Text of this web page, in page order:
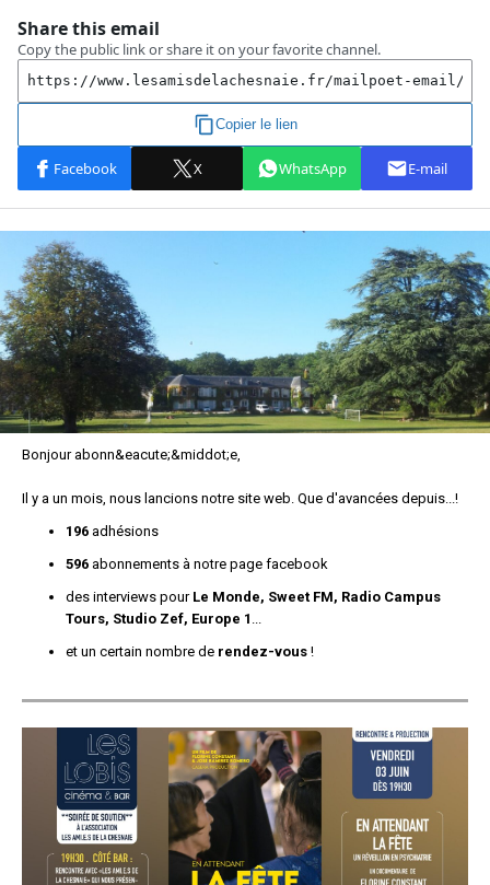
Bonjour abonn&eacute;&middot;e,
Il y a un mois, nous lancions notre site web. Que d'avancées depuis...!
196 adhésions
596 abonnements à notre page facebook
des interviews pour Le Monde, Sweet FM, Radio Campus
Tours, Studio Zef, Europe 1 ...
et un certain nombre de rendez-vous !